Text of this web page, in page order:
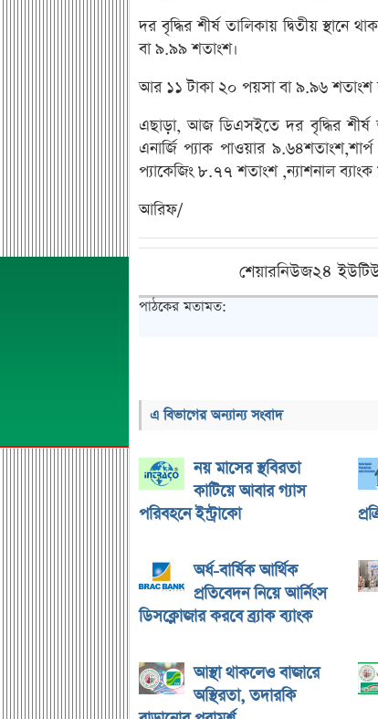
দর বৃদ্ধির শীর্ষ তালিকায় দ্বিতীয়
বা ৯.৯৯ শতাংশ।
আর ১১ টাকা ২০ পয়সা বা ৯.৯৬ শতাংশ দর
এছাড়া, আজ ডিএসইতে দর বৃদ্ধির শীর্ষ
এনার্জি প্যাক পাওয়ার ৯.৬৪
প্যাকেজিং ৮.৭৭ শতাংশ ,ন্যাশনাল
আরিফ/
শেয়ারনিউজ২৪
পাঠকের মতামত:
এ বিভাগের অন্যান্য সংবাদ
নয় মাসের স্থবিরতা
কাটিয়ে আবার গ্যাস
পরিবহনে ইন্ট্রাকো
অর্ধ-বার্ষিক আর্থিক
প্রতিবেদন নিয়ে আর্নিংস
ডিসক্লোজার করবে ব্র্যাক ব্যাংক
আস্থা থাকলেও বাজারে
অস্থিরতা, তদারকি